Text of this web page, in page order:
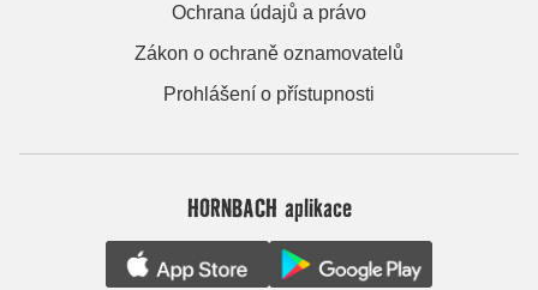
Ochrana údajů a právo
Zákon o ochraně oznamovatelů
Prohlášení o přístupnosti
HORNBACH aplikace